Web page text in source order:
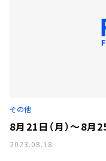
その他
8月21日（月）～8月
2023.08.18